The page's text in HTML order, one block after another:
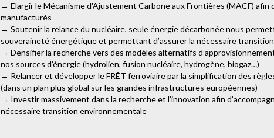
→ Elargir le Mécanisme d'Ajustement Carbone aux Frontières (MACF) afin
manufacturés
→ Soutenir la relance du nucléaire, seule énergie décarbonée nous
souveraineté énergétique et permettant d’assurer la nécessaire
→ Densifier la recherche vers des modèles alternatifs
nos sources d’énergie (hydrolien, fusion nucléaire, hydrogène, biogaz…)
→ Relancer et développer le FRÊT ferroviaire par la simplification des
(dans un plan plus global sur les grandes infrastructures européennes)
→ Investir massivement dans la recherche et l’innovation afin
nécessaire transition environnementale